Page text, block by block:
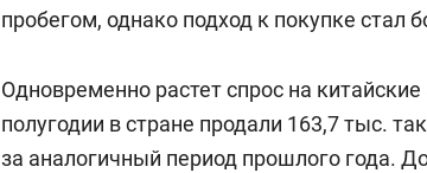
пробегом, однако подход к покупке стал
Одновременно растет спрос на
полугодии в стране продали 163,7 тыс.
за аналогичный период прошлого года.